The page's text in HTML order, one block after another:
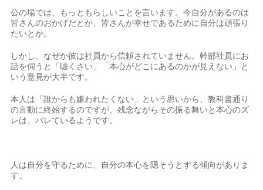
公の場では、もっともらしいことを言います。今自分があるのは
皆さんのおかげだとか、皆さんが幸せであるために自分は頑張り
たいとか。
しかし、なぜか彼は社員から信頼されていません。幹部社員にお
話を伺うと「嘘くさい」「本心がどこにあるのかが見えない」と
いう意見が大半です。
本人は「誰からも嫌われたくない」という思いから、教科書通り
の言動に終始するのですが、残念ながらその振る舞いと本心のズ
レは、バレているようです。
人は自分を守るために、自分の本心を隠そうとする傾向がありま
す。